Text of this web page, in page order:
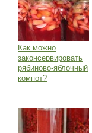
Как можно
законсервировать
рябиново-яблочный
компот?